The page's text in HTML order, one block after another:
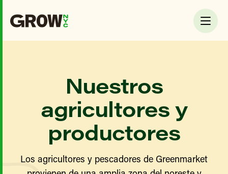
Nuestros
agricultores y
productores
Los agricultores y pescadores de Greenmarket